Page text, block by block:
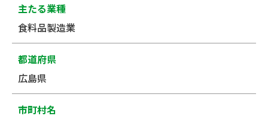
主たる業種
食料品製造業
都道府県
広島県
市町村名